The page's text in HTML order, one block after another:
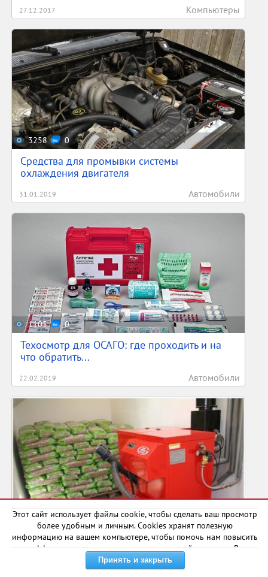
27.12.2017 Компьютеры
3258 0
Средства для промывки системы
охлаждения двигателя
31.01.2019 Автомобили
1105 0
Техосмотр для ОСАГО: где проходить и на
что обратить...
22.02.2019 Автомобили
Пеллетный котел с автоматической
загрузкой
Этот сайт использует файлы cookie, чтобы сделать ваш просмотр
более удобным и личным. Cookies хранят полезную
информацию на вашем компьютере, чтобы помочь нам повысить
эффективность и актуальность нашего сайта для вас. В
некоторых случаях они необходимы для правильной работы
сайта.